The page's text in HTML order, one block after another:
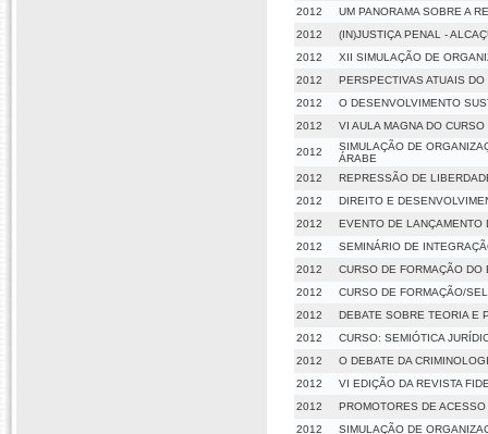
2012
UM PANORAMA SOBRE A
2012
(IN)JUSTIÇA PENAL -
2012
XII SIMULAÇÃO DE
2012
PERSPECTIVAS ATUAIS
2012
O DESENVOLVIMENTO
2012
VI AULA MAGNA DO
2012
SIMULAÇÃO DE
ÁRABE
2012
REPRESSÃO DE
2012
DIREITO E
2012
EVENTO DE LANÇAMENTO
2012
SEMINÁRIO DE
2012
CURSO DE FORMAÇÃO
2012
CURSO DE FORMAÇÃO/
2012
DEBATE SOBRE TEORIA E
2012
CURSO: SEMIÓTICA
2012
O DEBATE DA
2012
VI EDIÇÃO DA REVISTA
2012
PROMOTORES DE
2012
SIMULAÇÃO DE